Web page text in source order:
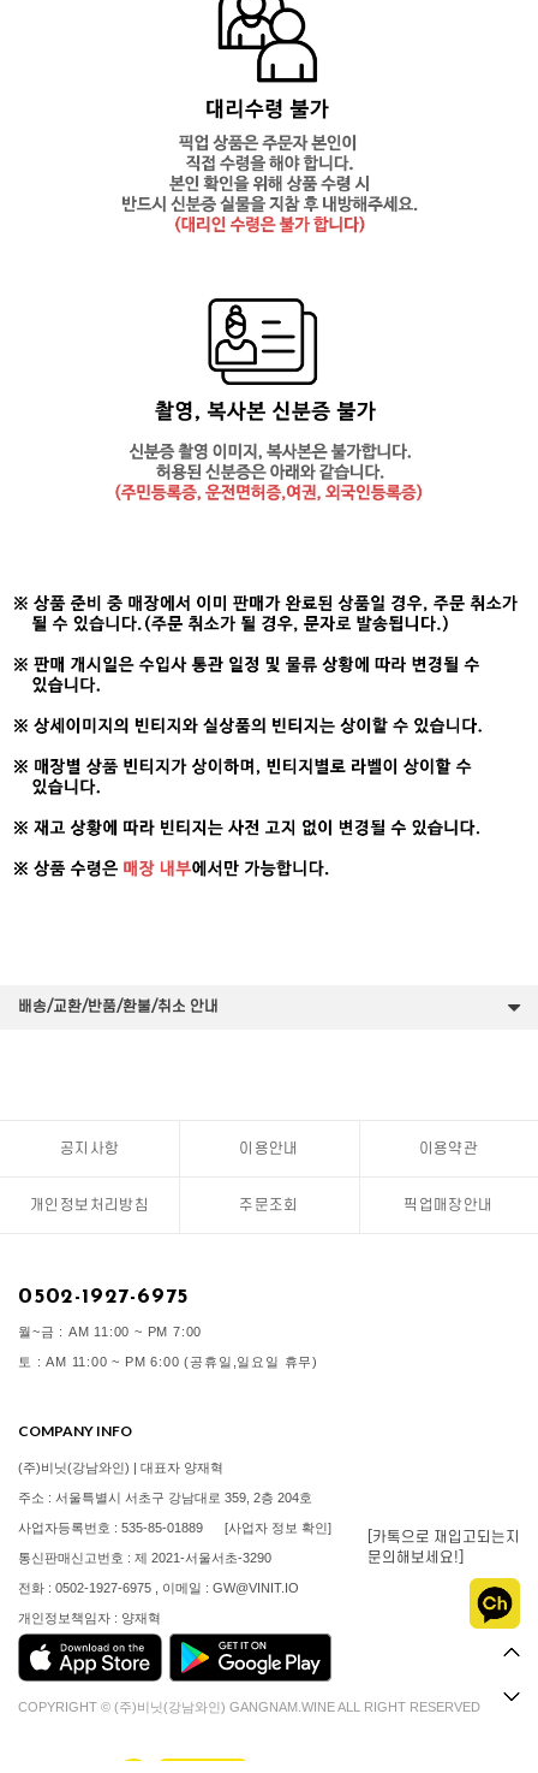
배송/교환/반품/환불/취소 안내
공지사항 이용안내 이용약관
개인정보처리방침 주문조회 픽업매장안내
0502-1927-6975
월~금 : AM 11:00 ~ PM 7:00
토 : AM 11:00 ~ PM 6:00 (공휴일,일요일 휴무)
COMPANY INFO
(주)비닛(강남와인) | 대표자 양재혁
주소 : 서울특별시 서초구 강남대로 359, 2층 204호
사업자등록번호 : 535-85-01889 [사업자 정보 확인]
통신판매신고번호 : 제 2021-서울서초-3290
전화 : 0502-1927-6975 , 이메일 : GW@VINIT.IO
개인정보책임자 : 양재혁
COPYRIGHT © (주)비닛(강남와인) GANGNAM.WINE ALL RIGHT RESERVED
[카톡으로 재입고되는지
문의해보세요!]